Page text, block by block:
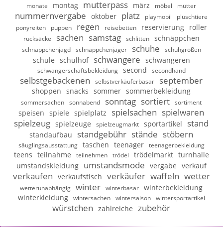
monate
montag mutterpass märz möbel mütter
nummernvergabe oktober platz playmobil
plüschtiere
ponyreiten
puppen regen reisebetten reservierung roller
rucksäcke sachen samstag schlitten schnäppchen
schnäppchenjagd schnäppchenjäger schuhe schuhgrößen
schule schulhof schwangere schwangeren
schwangerschaftsbekleidung second secondhand
selbstgebackenen selbstverkäuferbasar september
shoppen snacks sommer sommerbekleidung
sommersachen sonnabend sonntag sortiert sortiment
speisen spiele spielplatz spielsachen spielwaren
spielzeug spielzeuge spielzeugmarkt sportartikel stand
standaufbau standgebühr stände stöbern
säuglingsausstattung taschen teenager teenagerbekleidung
teens teilnahme teilnehmen trödel trödelmarkt turnhalle
umstandskleidung umstandsmode vergabe verkauf
verkaufen verkaufstisch verkäufer waffeln wetter
wetterunabhängig winter winterbasar
winterbekleidung
winterkleidung
wintersachen wintersaison wintersportartikel
würstchen zahlreiche zubehör